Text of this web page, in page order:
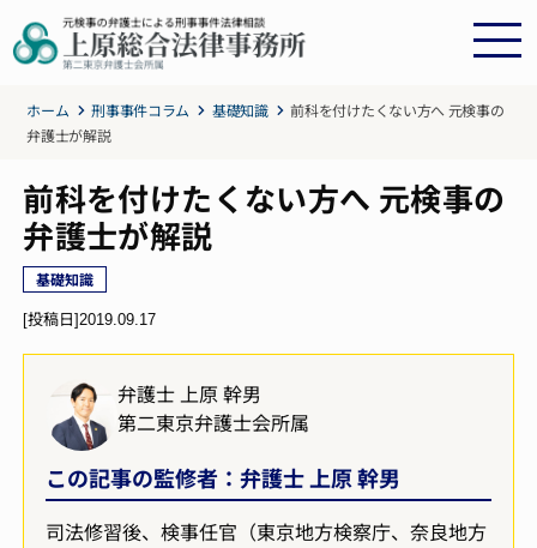
ホーム 刑事事件コラム 基礎知識
前科を付けたくない方へ 元検事の
弁護士が解説
前科を付けたくない方へ 元検事の
弁護士が解説
基礎知識
[投稿日]2019.09.17
弁護士 上原 幹男
第二東京弁護士会所属
この記事の監修者：弁護士 上原 幹男
司法修習後、検事任官（東京地方検察庁、奈良地方